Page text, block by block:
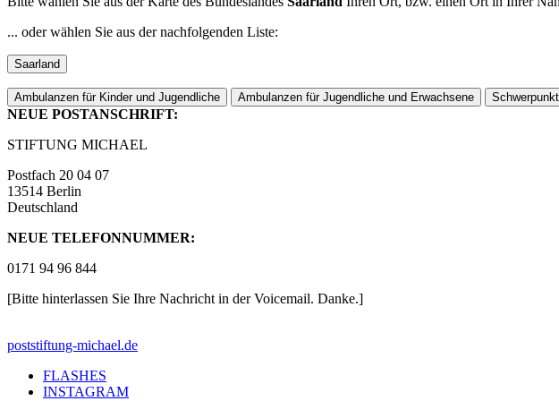
... oder wählen Sie aus der nachfolgenden Liste:
Saarland
Ambulanzen für Kinder und Jugendliche Ambulanzen für Jugendliche und Erwachsene
NEUE POSTANSCHRIFT:
STIFTUNG MICHAEL
Postfach 20 04 07
13514 Berlin
Deutschland
NEUE TELEFONNUMMER:
0171 94 96 844
[Bitte hinterlassen Sie Ihre Nachricht in der Voicemail. Danke.]
poststiftung-michael.de
FLASHES
INSTAGRAM